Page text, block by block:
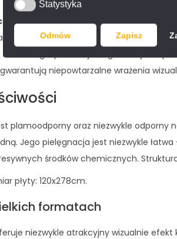
StatystykaStatystyka
Odmów Zapisz
o grubości 6 mm jest najwyższej
ścianach kuchennych (jako fartuch),
produkcji w ogromnej
niepowtarzalne wrażenia
plamoodporny oraz niezwykle odporny
Jego pielęgnacja jest niezwykle
środków chemicznych.
płyty: 120x278cm.
formatach
niezwykle atrakcyjny wizualnie